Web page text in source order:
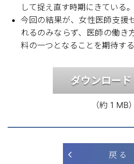
して捉え直す時期にきている。
今回の結果が、女性医師支援
れるのみならず、医師の働き
料の一つとなることを期待する
ダウンロー
（約 1 MB）
戻 る